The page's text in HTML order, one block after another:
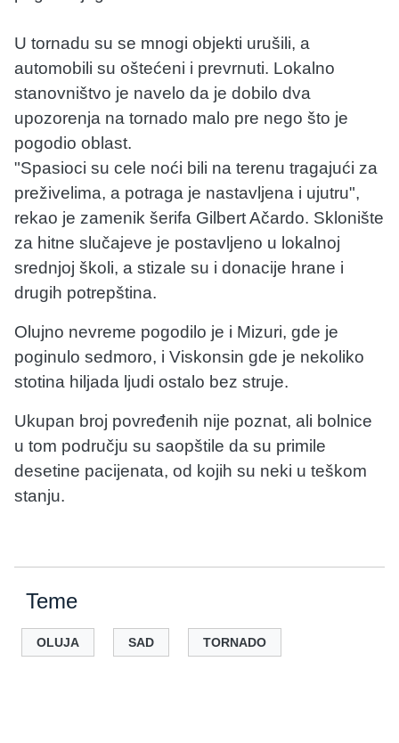
U tornadu su se mnogi objekti urušili, a
automobili su oštećeni i prevrnuti. Lokalno
stanovništvo je navelo da je dobilo dva
upozorenja na tornado malo pre nego što je
pogodio oblast.
"Spasioci su cele noći bili na terenu tragajući za
preživelima, a potraga je nastavljena i ujutru",
rekao je zamenik šerifa Gilbert Ačardo. Sklonište
za hitne slučajeve je postavljeno u lokalnoj
srednjoj školi, a stizale su i donacije hrane i
drugih potrepština.
Olujno nevreme pogodilo je i Mizuri, gde je
poginulo sedmoro, i Viskonsin gde je nekoliko
stotina hiljada ljudi ostalo bez struje.
Ukupan broj povređenih nije poznat, ali bolnice
u tom području su saopštile da su primile
desetine pacijenata, od kojih su neki u teškom
stanju.
Teme
OLUJA SAD TORNADO